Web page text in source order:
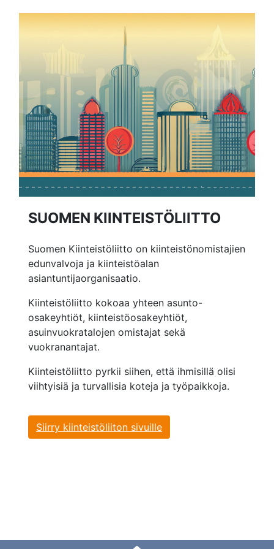
Tiedotteet
Tarjouspyyntö
SUOMEN KIINTEISTÖLIITTO
Suomen Kiinteistöliitto on kiinteistönomistajien
edunvalvoja ja kiinteistöalan
asiantuntijaorganisaatio.
Kiinteistöliitto kokoaa yhteen asunto-
osakeyhtiöt, kiinteistöosakeyhtiöt,
asuinvuokratalojen omistajat sekä
vuokranantajat.
Kiinteistöliitto pyrkii siihen, että ihmisillä olisi
viihtyisiä ja turvallisia koteja ja työpaikkoja.
Siirry kiinteistöliiton sivuille